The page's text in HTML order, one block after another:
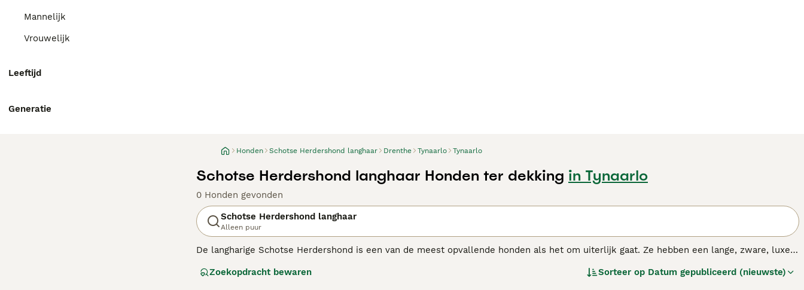
Mannelijk
Vrouwelijk
Leeftijd
Generatie
Honden Schotse Herdershond langhaar Drenthe Tynaarlo Tynaarlo
Schotse Herdershond langhaar Honden ter dekking in Tynaarlo
0 Honden gevonden
Schotse Herdershond langhaar
Alleen puur
De langharige Schotse Herdershond is een van de meest opvallende honden als het om uiterlijk gaat. Ze hebben een lange, zware, luxe
mensen over de hele wereld. Beroemd geworden door het boek en de film "Lassie Come Home", werd deze prachtige hond
Zoekopdracht bewaren Sorteer op Datum gepubliceerd (nieuwste)